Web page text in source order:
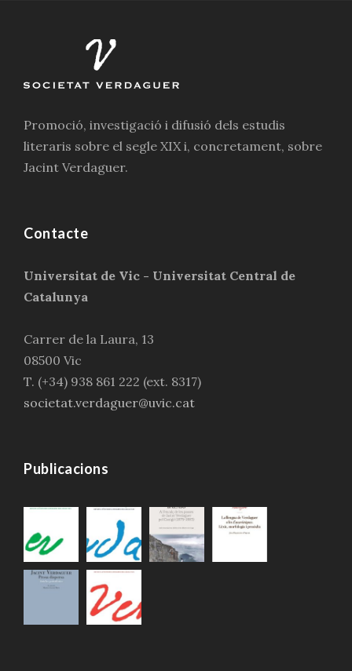
Promoció, investigació i difusió dels estudis
literaris sobre el segle XIX i, concretament, sobre
Jacint Verdaguer.
Contacte
Universitat de Vic - Universitat Central de
Catalunya
Carrer de la Laura, 13
08500 Vic
T. (+34) 938 861 222 (ext. 8317)
societat.verdaguer@uvic.cat
Publicacions